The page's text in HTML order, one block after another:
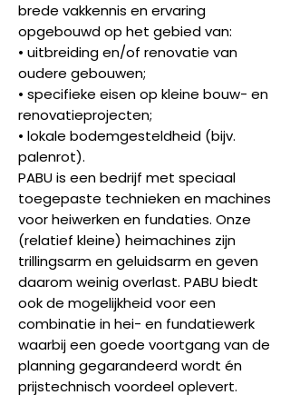
brede vakkennis en ervaring
opgebouwd op het gebied van:
• uitbreiding en/of renovatie van
oudere gebouwen;
• specifieke eisen op kleine bouw- en
renovatieprojecten;
• lokale bodemgesteldheid (bijv.
palenrot).
PABU is een bedrijf met speciaal
toegepaste technieken en machines
voor heiwerken en fundaties. Onze
(relatief kleine) heimachines zijn
trillingsarm en geluidsarm en geven
daarom weinig overlast. PABU biedt
ook de mogelijkheid voor een
combinatie in hei- en fundatiewerk
waarbij een goede voortgang van de
planning gegarandeerd wordt én
prijstechnisch voordeel oplevert.